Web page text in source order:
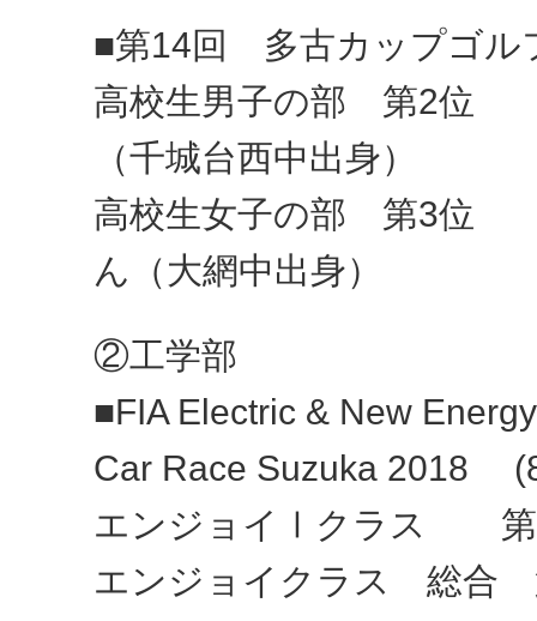
■第14回 多古カップゴ
高校生男子の部 第2
（千城台西中出身）
高校生女子の部 第3
ん（大網中出身）
②工学部
■FIA Electric & New
Car Race Suzuka 2018
エンジョイⅠクラス 第
エンジョイクラス 総合